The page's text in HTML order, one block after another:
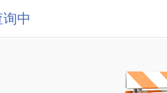
中